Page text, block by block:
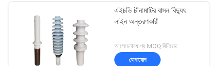
এইচভি চীনামাটির বাসন বিদ্যুৎ
লাইন অন্তরণকারী
আলোচনাযোগ্য MOQ:বিনিমেয়
যোগাযোগ